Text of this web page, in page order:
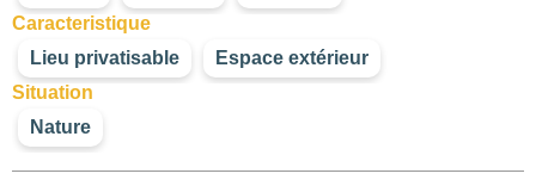
Caracteristique
Lieu privatisable
Espace extérieur
Situation
Nature